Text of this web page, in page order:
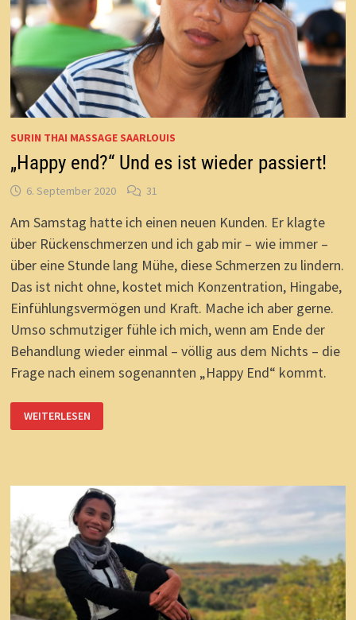
SURIN THAI MASSAGE SAARLOUIS
„Happy end?“ Und es ist wieder passiert!
6. September 2020 31
Am Samstag hatte ich einen neuen Kunden. Er klagte
über Rückenschmerzen und ich gab mir – wie immer –
über eine Stunde lang Mühe, diese Schmerzen zu lindern.
Das ist nicht ohne, kostet mich Konzentration, Hingabe,
Einfühlungsvermögen und Kraft. Mache ich aber gerne.
Umso schmutziger fühle ich mich, wenn am Ende der
Behandlung wieder einmal – völlig aus dem Nichts – die
Frage nach einem sogenannten „Happy End“ kommt.
„HAPPY
END?“
UND
WEITERLESEN